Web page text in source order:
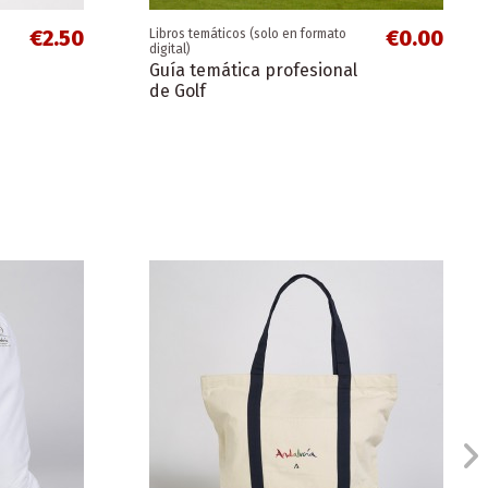
€2.50
Libros temáticos (solo en formato
digital)
Guía temática profesional
de Golf
€0.00
€0.00 Folletos de zonas